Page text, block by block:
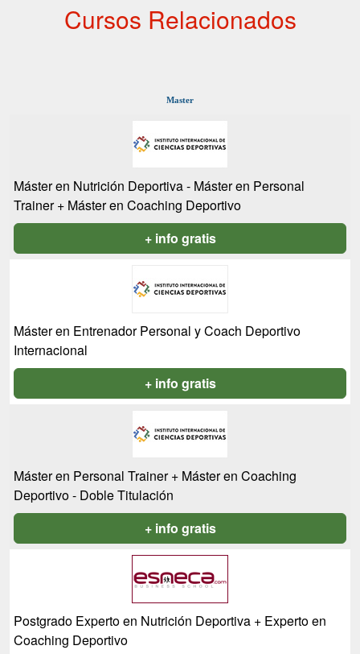
Cursos Relacionados
Master
Máster en Nutrición Deportiva - Máster en Personal
Trainer + Máster en Coaching Deportivo
+ info gratis
Máster en Entrenador Personal y Coach Deportivo
Internacional
+ info gratis
Máster en Personal Trainer + Máster en Coaching
Deportivo - Doble Titulación
+ info gratis
Postgrado Experto en Nutrición Deportiva + Experto en
Coaching Deportivo